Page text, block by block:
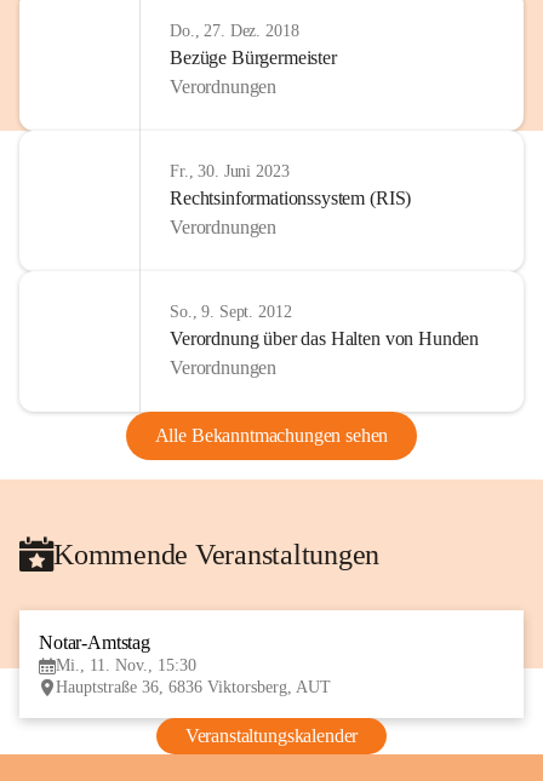
Do., 27. Dez. 2018
Bezüge Bürgermeister
Verordnungen
Fr., 30. Juni 2023
Rechtsinformationssystem (RIS)
Verordnungen
So., 9. Sept. 2012
Verordnung über das Halten von Hunden
Verordnungen
Alle Bekanntmachungen sehen
Kommende Veranstaltungen
Notar-Amtstag
Mi., 11. Nov., 15:30
Hauptstraße 36, 6836 Viktorsberg, AUT
Veranstaltungskalender